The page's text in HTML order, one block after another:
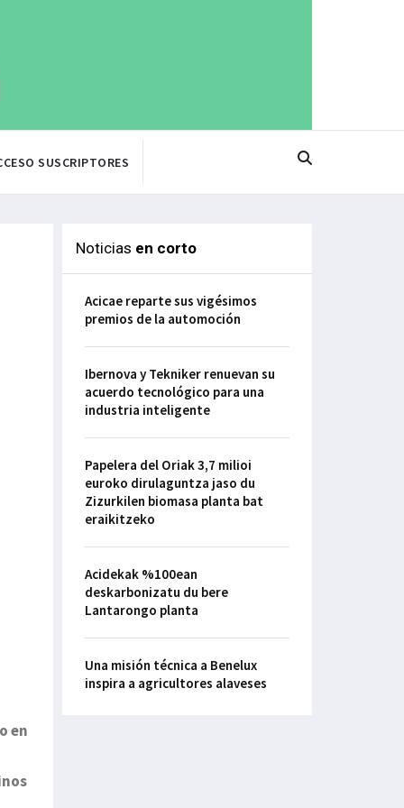
SUSCRIPTORES
en
Noticias en corto
Acicae reparte sus vigésimos
premios de la automoción
Ibernova y Tekniker renuevan su
acuerdo tecnológico para una
industria inteligente
Papelera del Oriak 3,7 milioi
euroko dirulaguntza jaso du
Zizurkilen biomasa planta bat
eraikitzeko
Acidekak %100ean
deskarbonizatu du bere
Lantarongo planta
Una misión técnica a Benelux
inspira a agricultores alaveses